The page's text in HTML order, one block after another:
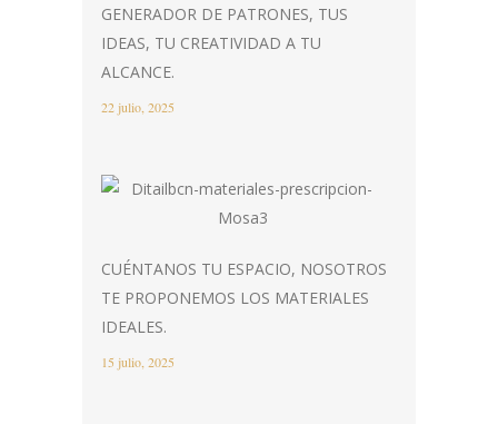
GENERADOR DE PATRONES, TUS
IDEAS, TU CREATIVIDAD A TU
ALCANCE.
22 julio, 2025
CUÉNTANOS TU ESPACIO, NOSOTROS
TE PROPONEMOS LOS MATERIALES
IDEALES.
15 julio, 2025